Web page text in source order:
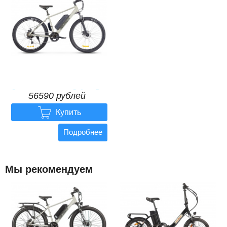
Электровелосипед Gelbert Ran
1 ST
56590 рублей
56590 рублей
 Купить
Подробнее
Мы рекомендуем